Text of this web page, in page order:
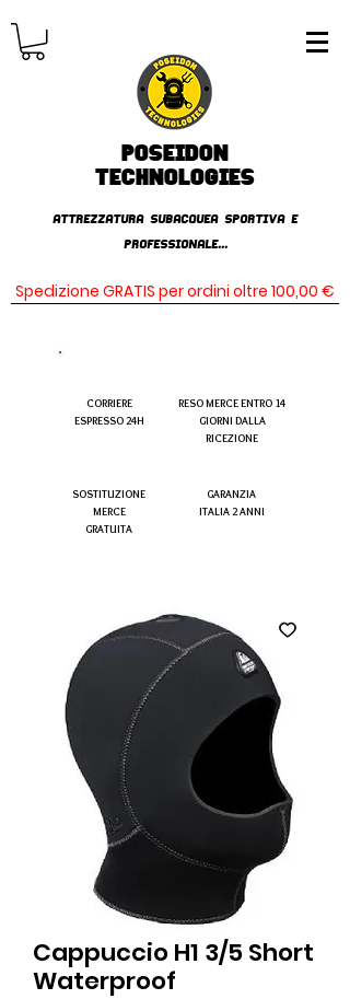
Poseidon
TECHNOLOGIES
AttrezzaturA subacqueA SPORTIVA E
PROFESSIONALE...
Spedizione GRATIS per ordini oltre 100,00 €
CORRIERE
ESPRESSO 24H
SOSTITUZIONE
MERCE
GRATUITA
RESO MERCE ENTRO 14
GIORNI DALLA
RICEZIONE
GARANZIA
ITALIA 2 ANNI
Cappuccio H1 3/5 Short
Waterproof